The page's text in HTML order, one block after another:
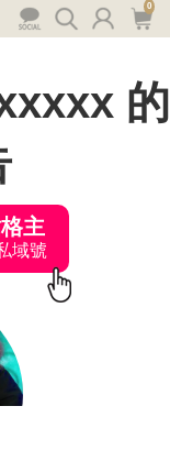
0
的
主
域號